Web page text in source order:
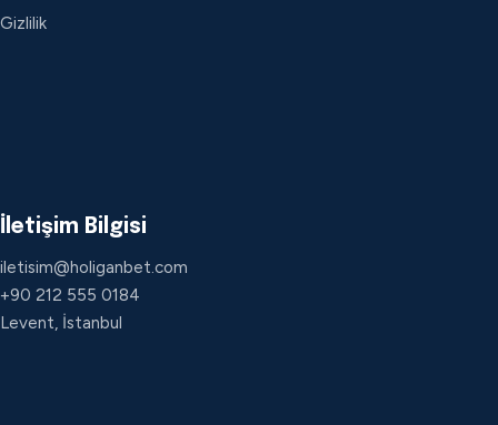
Gizlilik
İletişim Bilgisi
iletisim@holiganbet.com
+90 212 555 0184
Levent, İstanbul